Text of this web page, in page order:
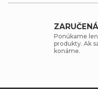
Ponúkame
produkty. Ak
konáme.